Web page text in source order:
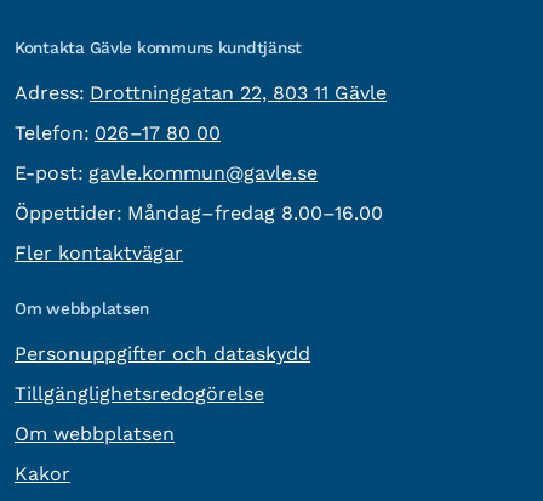
Kontakta Gävle kommuns kundtjänst
Adress: besöksadress:
Drottninggatan 22, 803 11 Gävle
Telefon: Telefon:
026–17 80 00
E-post: E-post:
gavle.kommun@gavle.se
Öppettider: Måndag–fredag 8.00–16.00
Fler kontaktvägar
Om webbplatsen
Personuppgifter och dataskydd
Tillgänglighetsredogörelse
Om webbplatsen
Kakor